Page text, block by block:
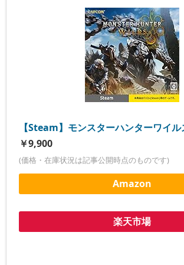
【Steam】モンスターハンターワイル
￥9,900
(価格・在庫状況は記事公開時点のものです)
Amazon
楽天市場